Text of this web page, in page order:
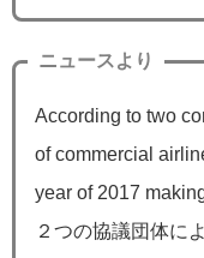
ニュースより
According to two
of commercial
year of 2017
２つの協議団体に